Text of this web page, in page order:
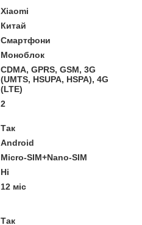
Xiaomi
Китай
Смартфони
Моноблок
CDMA, GPRS, GSM, 3G
(UMTS, HSUPA, HSPA), 4G
(LTE)
2
Так
Android
Micro-SIM+Nano-SIM
Ні
12 міс
Так